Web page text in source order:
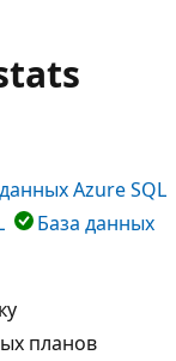
Azure SQL
База данных
планов